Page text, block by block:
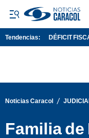
Tendencias: DÉFICIT
Noticias Caracol /
Familia